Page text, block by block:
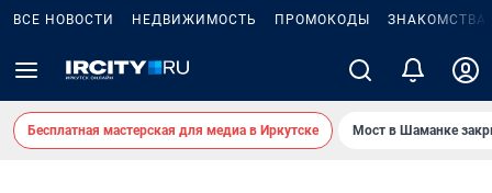
ВСЕ НОВОСТИ НЕДВИЖИМОСТЬ ПРОМОКОДЫ ЗНАКОМСТВА
Бесплатная мастерская для медиа в Иркутске Мост в Шаманке